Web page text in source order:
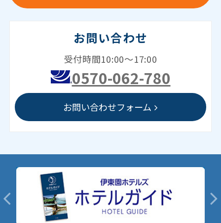
お問い合わせ
受付時間10:00～17:00
0570-062-780
お問い合わせフォーム